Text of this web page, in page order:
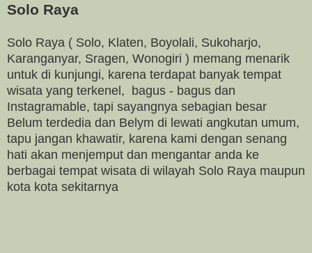
Solo Raya
Solo Raya ( Solo, Klaten, Boyolali, Sukoharjo,
Karanganyar, Sragen, Wonogiri ) memang menarik
untuk di kunjungi, karena terdapat banyak tempat
wisata yang terkenel, bagus - bagus dan
Instagramable, tapi sayangnya sebagian besar
Belum terdedia dan Belym di lewati angkutan umum,
tapu jangan khawatir, karena kami dengan senang
hati akan menjemput dan mengantar anda ke
berbagai tempat wisata di wilayah Solo Raya maupun
kota kota sekitarnya